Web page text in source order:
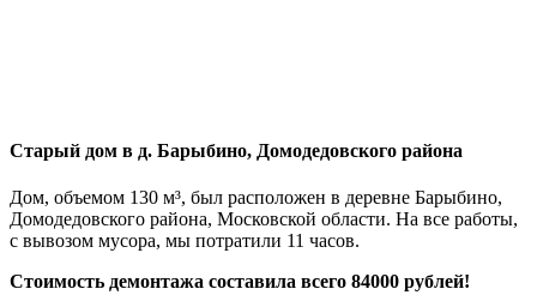
Старый дом в д. Барыбино, Домодедовского района
Дом, объемом 130 м³, был расположен в деревне Барыбино,
Домодедовского района, Московской области. На все работы,
с вывозом мусора, мы потратили 11 часов.
Стоимость демонтажа составила всего 84000 рублей!